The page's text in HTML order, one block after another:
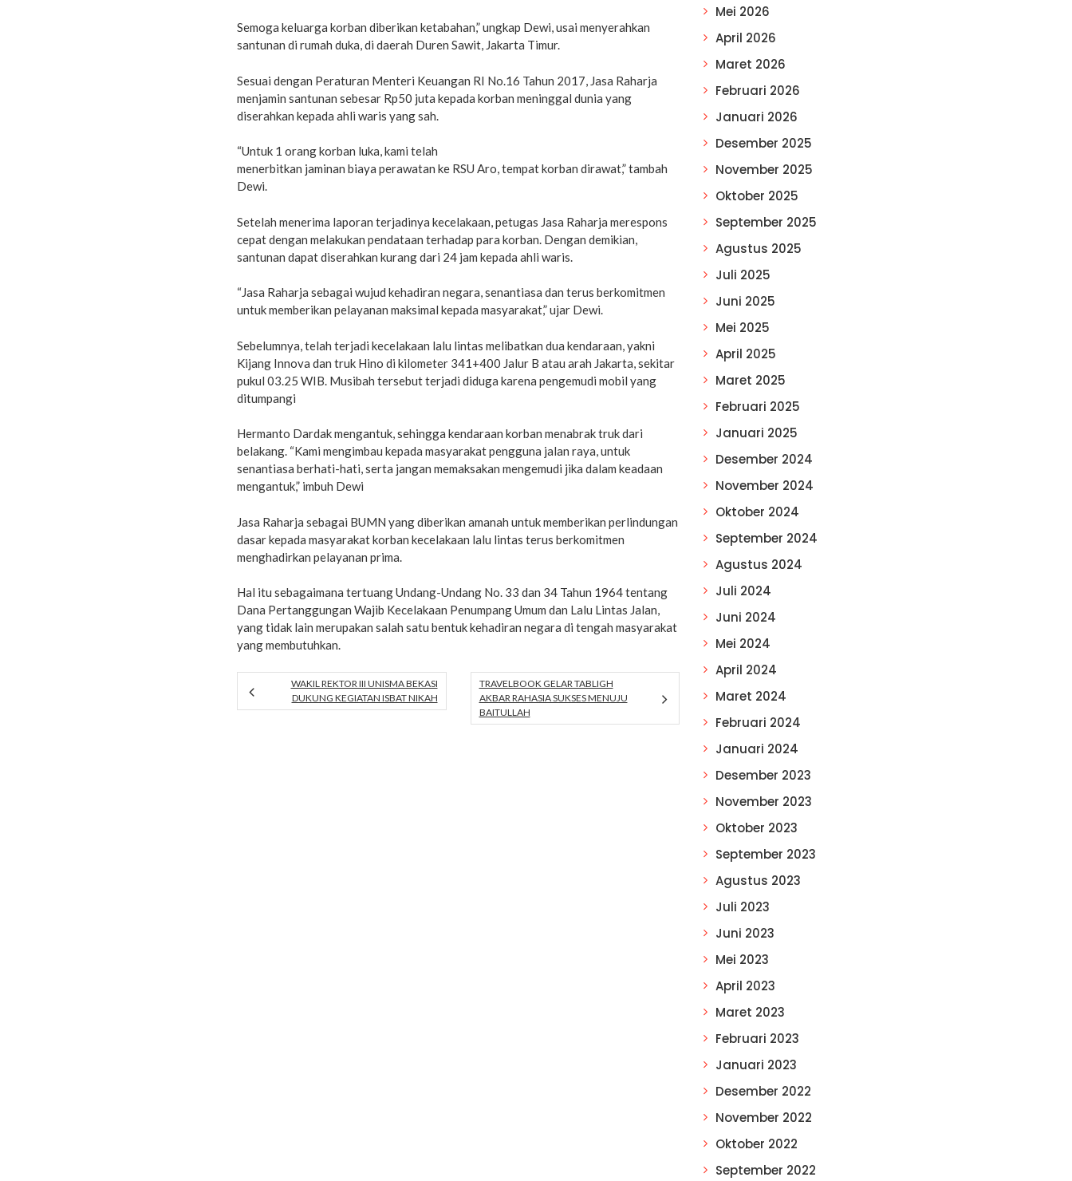
Semoga keluarga korban diberikan ketabahan,” ungkap Dewi, usai menyerahkan
santunan di rumah duka, di daerah Duren Sawit, Jakarta Timur.
Sesuai dengan Peraturan Menteri Keuangan RI No.16 Tahun 2017, Jasa Raharja
menjamin santunan sebesar Rp50 juta kepada korban meninggal dunia yang
diserahkan kepada ahli waris yang sah.
“Untuk 1 orang korban luka, kami telah
menerbitkan jaminan biaya perawatan ke RSU Aro, tempat korban dirawat,” tambah
Dewi.
Setelah menerima laporan terjadinya kecelakaan, petugas Jasa Raharja merespons
cepat dengan melakukan pendataan terhadap para korban. Dengan demikian,
santunan dapat diserahkan kurang dari 24 jam kepada ahli waris.
“Jasa Raharja sebagai wujud kehadiran negara, senantiasa dan terus berkomitmen
untuk memberikan pelayanan maksimal kepada masyarakat,” ujar Dewi.
Sebelumnya, telah terjadi kecelakaan lalu lintas melibatkan dua kendaraan, yakni
Kijang Innova dan truk Hino di kilometer 341+400 Jalur B atau arah Jakarta, sekitar
pukul 03.25 WIB. Musibah tersebut terjadi diduga karena pengemudi mobil yang
ditumpangi
Hermanto Dardak mengantuk, sehingga kendaraan korban menabrak truk dari
belakang. “Kami mengimbau kepada masyarakat pengguna jalan raya, untuk
senantiasa berhati-hati, serta jangan memaksakan mengemudi jika dalam keadaan
mengantuk,” imbuh Dewi
Jasa Raharja sebagai BUMN yang diberikan amanah untuk memberikan perlindungan
dasar kepada masyarakat korban kecelakaan lalu lintas terus berkomitmen
menghadirkan pelayanan prima.
Hal itu sebagaimana tertuang Undang-Undang No. 33 dan 34 Tahun 1964 tentang
Dana Pertanggungan Wajib Kecelakaan Penumpang Umum dan Lalu Lintas Jalan,
yang tidak lain merupakan salah satu bentuk kehadiran negara di tengah masyarakat
yang membutuhkan.
WAKIL REKTOR III UNISMA BEKASI
DUKUNG KEGIATAN ISBAT NIKAH
TRAVELBOOK GELAR TABLIGH
AKBAR RAHASIA SUKSES MENUJU
BAITULLAH
Mei 2026
April 2026
Maret 2026
Februari 2026
Januari 2026
Desember 2025
November 2025
Oktober 2025
September 2025
Agustus 2025
Juli 2025
Juni 2025
Mei 2025
April 2025
Maret 2025
Februari 2025
Januari 2025
Desember 2024
November 2024
Oktober 2024
September 2024
Agustus 2024
Juli 2024
Juni 2024
Mei 2024
April 2024
Maret 2024
Februari 2024
Januari 2024
Desember 2023
November 2023
Oktober 2023
September 2023
Agustus 2023
Juli 2023
Juni 2023
Mei 2023
April 2023
Maret 2023
Februari 2023
Januari 2023
Desember 2022
November 2022
Oktober 2022
September 2022